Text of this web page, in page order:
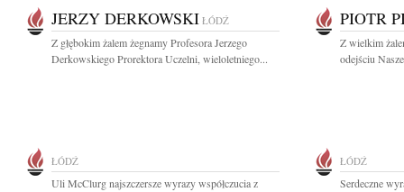
JERZY DERKOWSKI ŁÓDŹ
Z głębokim żalem żegnamy Profesora Jerzego
Derkowskiego Prorektora Uczelni, wieloletniego...
PIOTR
Z wielkim
odejściu
ŁÓDŹ
Uli McClurg najszczersze wyrazy współczucia z
ŁÓDŹ
Serdeczne